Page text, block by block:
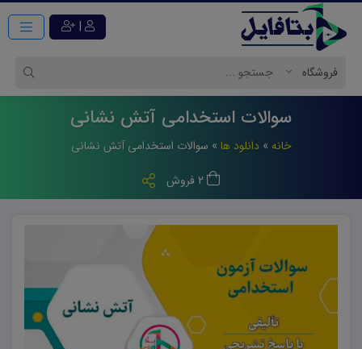
|
سوالات استخدامی آتش نشانی
خانه »دانلود ها » سوالات استخدامی آتش نشانی